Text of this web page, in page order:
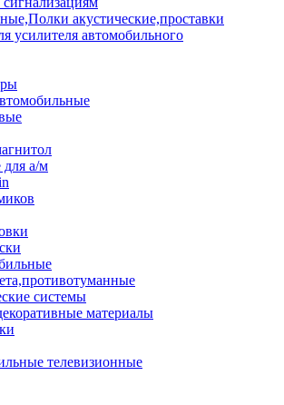
акустические,проставки
усилителя автомобильного
для а/м
системы
материалы
телевизионные